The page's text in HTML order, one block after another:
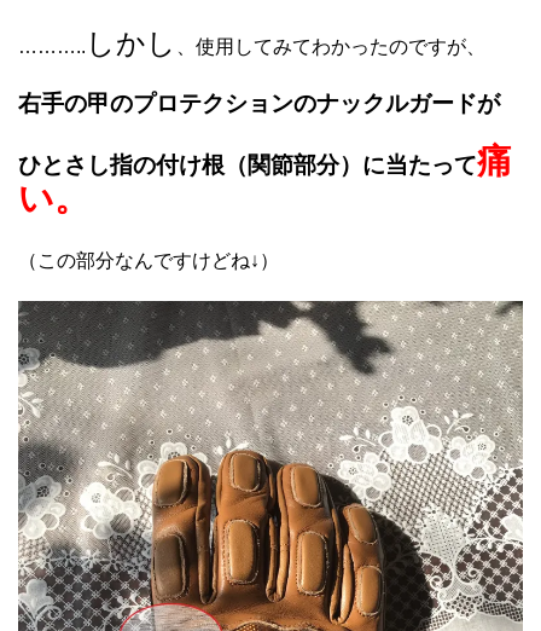
……….. しかし 、使用してみてわかったのですが、
右手の甲のプロテクションのナックルガードが
ひとさし指の付け根（関節部分）に当たって痛
い。
（この部分なんですけどね↓）